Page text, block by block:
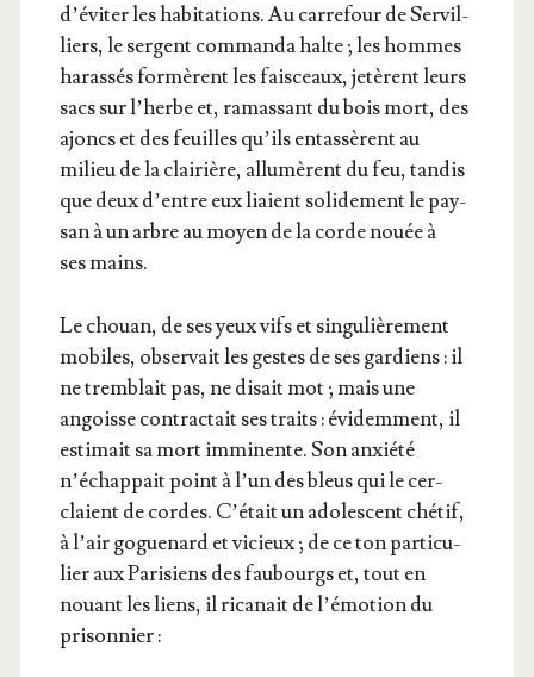
d’éviter les habi­ta­tions. Au car­re­four de Ser­vil­
liers, le ser­gent com­man­da halte ; les hommes
haras­sés for­mèrent les fais­ceaux, jetèrent leurs
sacs sur l’herbe et, ramas­sant du bois mort, des
ajoncs et des feuilles qu’ils entas­sèrent au
milieu de la clai­rière, allu­mèrent du feu, tan­dis
que deux d’entre eux liaient soli­de­ment le pay­
san à un arbre au moyen de la corde nouée à
ses mains.
Le chouan, de ses yeux vifs et sin­gu­liè­re­ment
mobiles, obser­vait les gestes de ses gar­diens : il
ne trem­blait pas, ne disait mot ; mais une
angoisse contrac­tait ses traits : évi­dem­ment, il
esti­mait sa mort immi­nente. Son anxié­té
n’échappait point à l’un des bleus qui le cer­
claient de cordes. C’était un ado­les­cent ché­tif,
à l’air gogue­nard et vicieux ; de ce ton par­ti­cu­
lier aux Pari­siens des fau­bourgs et, tout en
nouant les liens, il rica­nait de l’émotion du
prisonnier :